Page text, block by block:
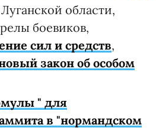
Луганской области,
боевиков,
сил и средств,
закон об особом
" для
в "нормандском